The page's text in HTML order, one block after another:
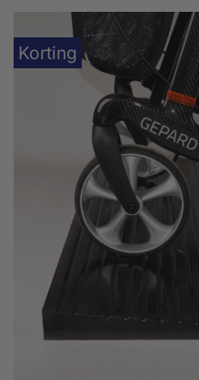
op 5
gebaseerd
opklant
waarderingen
Korting